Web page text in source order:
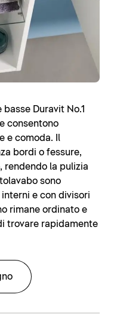
Duravit No.1
consentono
e comoda. Il
bordi o fessure,
rendendo la pulizia
sono
e con divisori
rimane ordinato e
trovare rapidamente